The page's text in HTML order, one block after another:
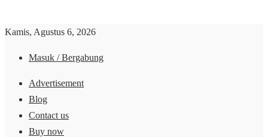
Kamis, Agustus 6, 2026
Masuk / Bergabung
Advertisement
Blog
Contact us
Buy now